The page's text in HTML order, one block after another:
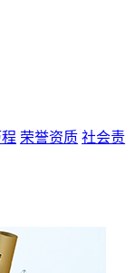
荣誉资质 社会责